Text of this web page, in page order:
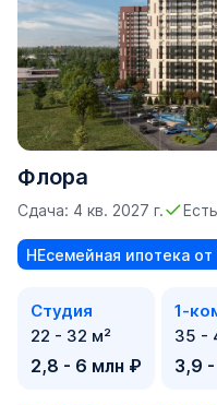
Флора
Сдача: 4 кв. 2027 г.
НЕсемейная ипотека от
Студия
22 - 32 м²
2,8 - 6 млн ₽
1-
35 -
3,9